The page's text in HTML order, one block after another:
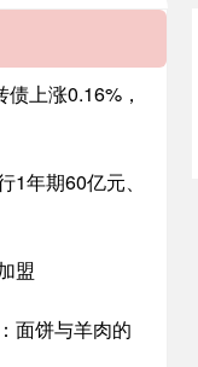
上涨0.16%，
年期60亿元、
盟
面饼与羊肉的